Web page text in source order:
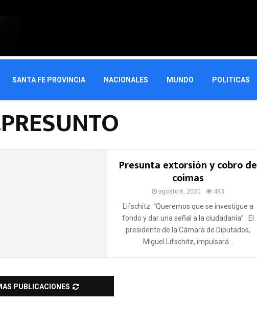
SANTA FE PROVINCIA NACIONALES MUNDO POLITICAS
Presunta extorsión y cobro de
coimas
agosto 6, 2020 493
Lifschitz: “Queremos que se investigue a
fondo y dar una señal a la ciudadanía” El
presidente de la Cámara de Diputados,
Miguel Lifschitz, impulsará...
PUBLICACIONES